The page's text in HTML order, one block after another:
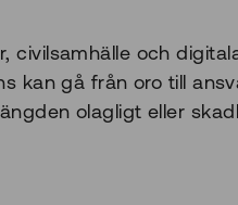
civilsamhälle och
kan gå från oro till
olagligt eller